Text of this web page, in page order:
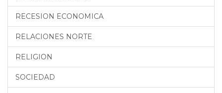
RECESION ECONOMICA
RELACIONES NORTE
RELIGION
SOCIEDAD